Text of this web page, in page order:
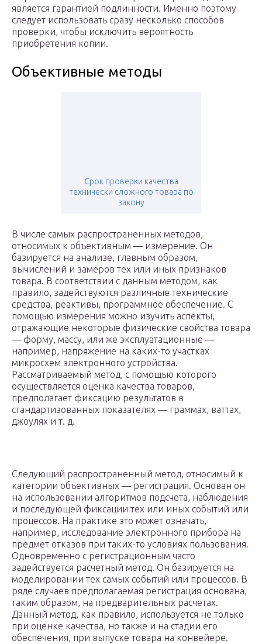
является гарантией подлинности. Именно поэтому
следует использовать сразу несколько способов
проверки, чтобы исключить вероятность
приобретения копии.
Объективные методы
Срок проверки качества
технически сложного товара по
закону
В числе самых распространенных методов,
относимых к объективным — измерение. Он
базируется на анализе, главным образом,
вычислений и замеров тех или иных признаков
товара. В соответствии с данным методом, как
правило, задействуются различные технические
средства, реактивы, программное обеспечение. С
помощью измерения можно изучить аспекты,
отражающие некоторые физические свойства товара
— форму, массу, или же эксплуатационные —
например, напряжение на каких-то участках
микросхем электронного устройства.
Рассматриваемый метод, с помощью которого
осуществляется оценка качества товаров,
предполагает фиксацию результатов в
стандартизованных показателях — граммах, ваттах,
джоулях и т. д.
Следующий распространенный метод, относимый к
категории объективных — регистрация. Основан он
на использовании алгоритмов подсчета, наблюдения
и последующей фиксации тех или иных событий или
процессов. На практике это может означать,
например, исследование электронного прибора на
предмет отказов при таких-то условиях пользования.
Одновременно с регистрационным часто
задействуется расчетный метод. Он базируется на
моделировании тех самых событий или процессов. В
ряде случаев предполагаемая регистрация основана,
таким образом, на предварительных расчетах.
Данный метод, как правило, используется не только
при оценке качества, но также и на стадии его
обеспечения, при выпуске товара на конвейере.